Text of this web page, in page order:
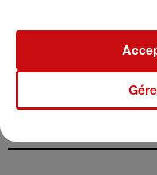
répétition de ces
sécurité routière et sur
plateformes face à la